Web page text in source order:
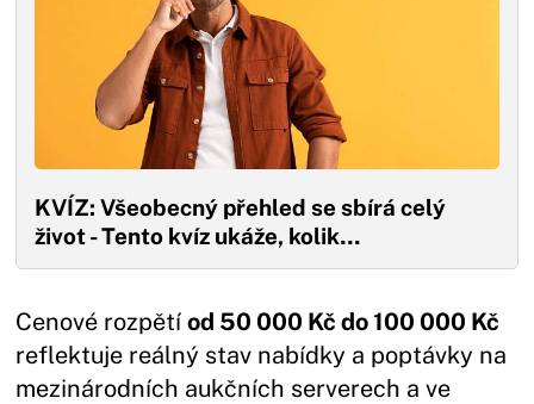
KVÍZ: Všeobecný přehled se sbírá celý
život - Tento kvíz ukáže, kolik…
Cenové rozpětíod 50 000 Kč do 100 000 Kč
reflektuje reálný stav nabídky a poptávky na
mezinárodních aukčních serverech a ve